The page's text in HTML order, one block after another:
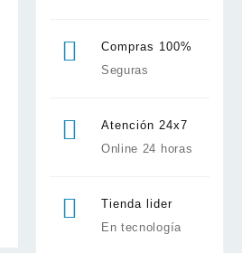
Compras 100%
Seguras
Atención 24x7
Online 24 horas
Tienda lider
En tecnología